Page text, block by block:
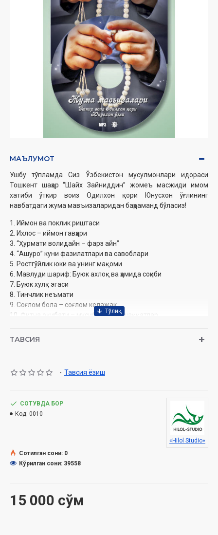
МАЪЛУМОТ
Ушбу тўпламда Сиз Ўзбекистон мусулмонлари идораси
Тошкент шаҳар “Шайх Зайниддин” жомеъ масжиди имом
хатиби ўткир воиз Одилхон қори Юнусхон ўғлининг
навбатдаги жума мавъизаларидан баҳраманд бўласиз!
1. Иймон ва поклик риштаси
2. Ихлос – иймон гавҳари
3. “Ҳурмати волидайн – фарз айн”
4. “Ашуро” куни фазилатлари ва савоблари
5. Ростгўйлик юки ва унинг мақоми
6. Мавлуди шариф: Буюк ахлоқ ва ҳамида соҳиби
7. Буюк хулқ эгаси
8. Тинчлик неъмати
9. Соғлом бола – соғлом келажак
10. Фитна оқибати – мусибат ва машаққатлар...
Номи:« Жума маърузалари » 13-қисм (CD МР3)
Ҳажми:329 дақиқа
Дин ишлари қўмитанинг тавсияси ила нашр этилган
ТАВСИЯ
- Тавсия ёзиш
15 000 сўм
СОТУВДА БОР
Код: 0010
«Hilol Studio»
Сотилган сони: 0
Кўрилган сони: 39558